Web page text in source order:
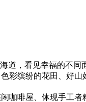
道，看见幸福的不同
缤纷的花田、好
咖啡屋、体现手工